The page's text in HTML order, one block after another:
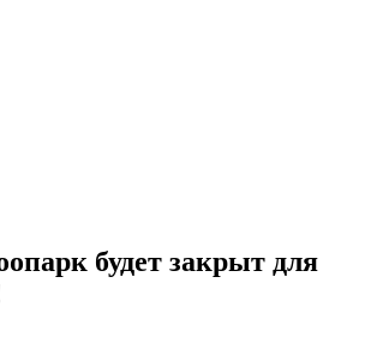
будет закрыт для